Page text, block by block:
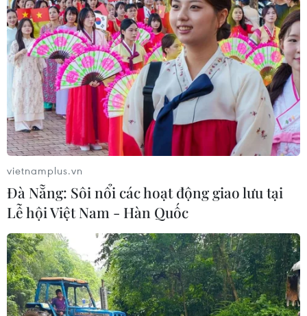
TIN CÙNG CHUYÊN MỤC
Pháp cảnh giác nguy cơ thao túng
vietnamplus.vn
Đà Nẵng: Sôi nổi các hoạt động giao lưu tại
Lễ hội Việt Nam - Hàn Quốc